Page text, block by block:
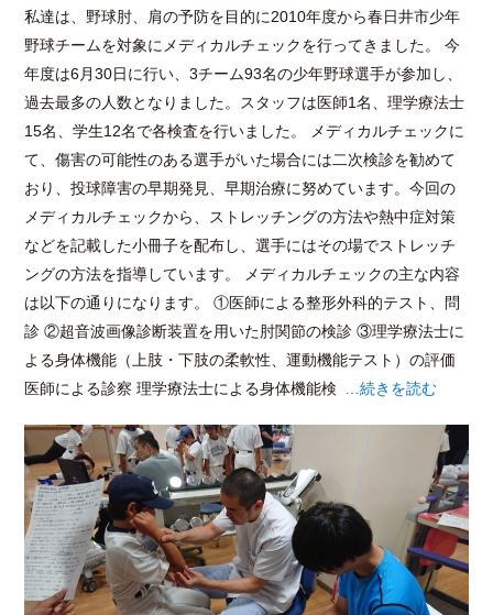
私達は、野球肘、肩の予防を目的に2010年度から春日井市少年
野球チームを対象にメディカルチェックを行ってきました。 今
年度は6月30日に行い、3チーム93名の少年野球選手が参加し、
過去最多の人数となりました。スタッフは医師1名、理学療法士
15名、学生12名で各検査を行いました。 メディカルチェックに
て、傷害の可能性のある選手がいた場合には二次検診を勧めて
おり、投球障害の早期発見、早期治療に努めています。今回の
メディカルチェックから、ストレッチングの方法や熱中症対策
などを記載した小冊子を配布し、選手にはその場でストレッチ
ングの方法を指導しています。 メディカルチェックの主な内容
は以下の通りになります。 ①医師による整形外科的テスト、問
診 ②超音波画像診断装置を用いた肘関節の検診 ③理学療法士に
よる身体機能（上肢・下肢の柔軟性、運動機能テスト）の評価
医師による診察 理学療法士による身体機能検
…続きを読む